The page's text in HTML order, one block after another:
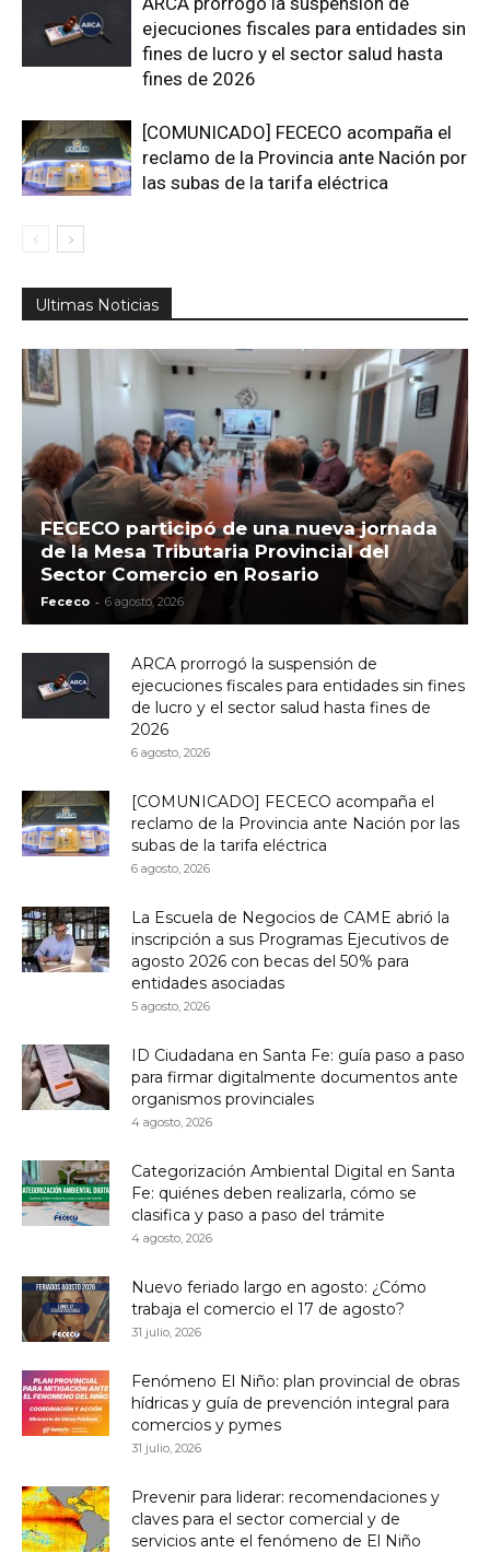
ejecuciones fiscales para entidades sin
fines de lucro y el sector salud hasta
fines de 2026
[COMUNICADO] FECECO acompaña el
reclamo de la Provincia ante Nación por
las subas de la tarifa eléctrica
Ultimas Noticias
FECECO participó de una nueva jornada
de la Mesa Tributaria Provincial del
Sector Comercio en Rosario
Fececo - 6 agosto, 2026
ARCA prorrogó la suspensión de
ejecuciones fiscales para entidades sin fines
de lucro y el sector salud hasta fines de
2026
6 agosto, 2026
[COMUNICADO] FECECO acompaña el
reclamo de la Provincia ante Nación por las
subas de la tarifa eléctrica
6 agosto, 2026
La Escuela de Negocios de CAME abrió la
inscripción a sus Programas Ejecutivos de
agosto 2026 con becas del 50% para
entidades asociadas
5 agosto, 2026
ID Ciudadana en Santa Fe: guía paso a paso
para firmar digitalmente documentos ante
organismos provinciales
4 agosto, 2026
Categorización Ambiental Digital en Santa
Fe: quiénes deben realizarla, cómo se
clasifica y paso a paso del trámite
4 agosto, 2026
Nuevo feriado largo en agosto: ¿Cómo
trabaja el comercio el 17 de agosto?
31 julio, 2026
Fenómeno El Niño: plan provincial de obras
hídricas y guía de prevención integral para
comercios y pymes
31 julio, 2026
Prevenir para liderar: recomendaciones y
claves para el sector comercial y de
servicios ante el fenómeno de El Niño